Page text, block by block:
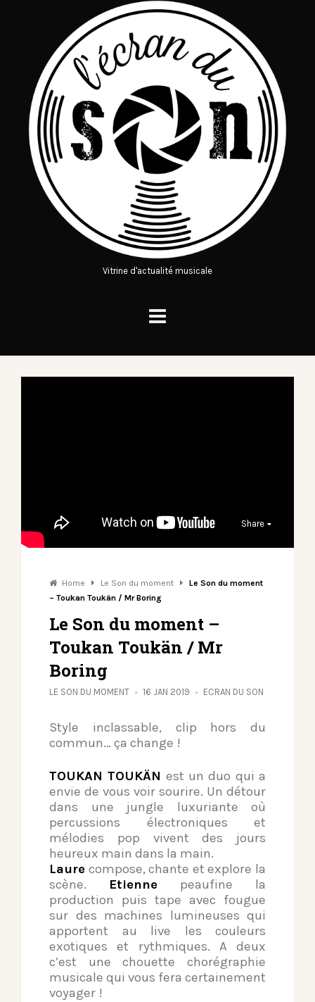
Vitrine d'actualité musicale
Share
Home Le Son du moment
Le Son du moment
– Toukan Toukän / Mr Boring
Le Son du moment –
Toukan Toukän / Mr
Boring
LE SON DU MOMENT 16 JAN 2019 ECRAN DU SON
Style inclassable, clip hors du
commun… ça change !
TOUKAN TOUKÄN est un duo qui a
envie de vous voir sourire. Un détour
dans une jungle luxuriante où
percussions électroniques et
mélodies pop vivent des jours
heureux main dans la main.
Laure compose, chante et explore la
scène. Etienne peaufine la
production puis tape avec fougue
sur des machines lumineuses qui
apportent au live les couleurs
exotiques et rythmiques. A deux
c’est une chouette chorégraphie
musicale qui vous fera certainement
voyager !